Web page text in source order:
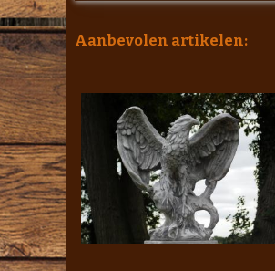
Aanbevolen artikelen: